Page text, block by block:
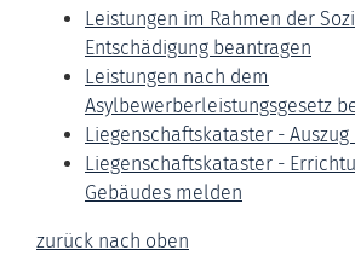
Leistungen im Rahmen der
Entschädigung beantragen
Leistungen nach dem
Asylbewerberleistungsgesetz
Liegenschaftskataster -
Liegenschaftskataster -
Gebäudes melden
zurück nach oben